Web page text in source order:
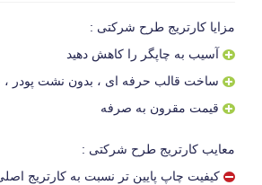
مزایا کارتریج طرح شرکتی :
آسیب به چاپگر را کاهش دهید
ساخت قالب حرفه ای ، بدون نشت پودر ،
قیمت مقرون به صرفه
معایب کارتریج طرح شرکتی :
کیفیت چاپ پایین تر نسبت به کارتریج